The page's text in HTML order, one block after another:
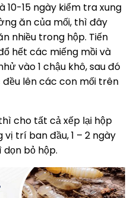
10-15 ngày kiểm tra xung
ăn của mối, thì đây
nhiều trong hộp. Tiến
hết các miếng mồi và
vào 1 chậu khô, sau đó
lên các con mối trên
cho tất cả xếp lại hộp
trí ban đầu, 1 – 2 ngày
bỏ hộp.